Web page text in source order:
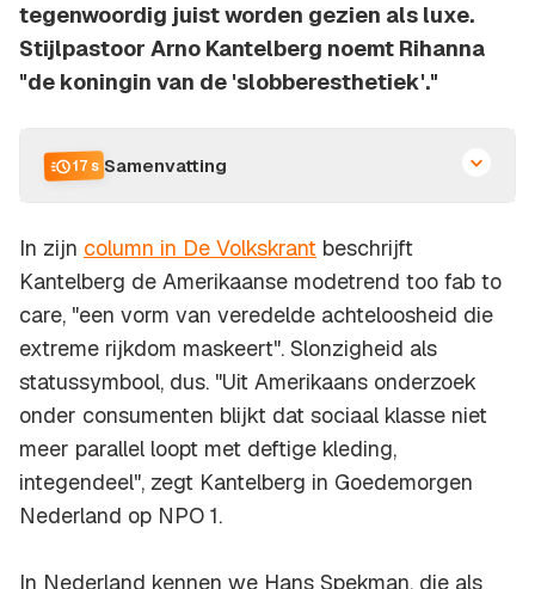
tegenwoordig juist worden gezien als luxe.
Stijlpastoor Arno Kantelberg noemt Rihanna
"de koningin van de 'slobberesthetiek'."
17 s Samenvatting
In zijn column in De Volkskrant beschrijft
Kantelberg de Amerikaanse modetrend too fab to
care, "een vorm van veredelde achteloosheid die
extreme rijkdom maskeert". Slonzigheid als
statussymbool, dus. "Uit Amerikaans onderzoek
onder consumenten blijkt dat sociaal klasse niet
meer parallel loopt met deftige kleding,
integendeel", zegt Kantelberg in Goedemorgen
Nederland op NPO 1.
In Nederland kennen we Hans Spekman, die als